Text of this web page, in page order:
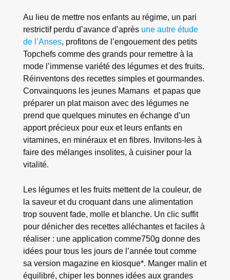
Au lieu de mettre nos enfants au régime, un pari
restrictif perdu d’avance d’après une autre étude
de l’Anses, profitons de l’engouement des petits
Topchefs comme des grands pour remettre à la
mode l’immense variété des légumes et des fruits.
Réinventons des recettes simples et gourmandes.
Convainquons les jeunes Mamans et papas que
préparer un plat maison avec des légumes ne
prend que quelques minutes en échange d’un
apport précieux pour eux et leurs enfants en
vitamines, en minéraux et en fibres. Invitons-les à
faire des mélanges insolites, à cuisiner pour la
vitalité.
Les légumes et les fruits mettent de la couleur, de
la saveur et du croquant dans une alimentation
trop souvent fade, molle et blanche. Un clic suffit
pour dénicher des recettes alléchantes et faciles à
réaliser : une application comme750g donne des
idées pour tous les jours de l’année tout comme
sa version magazine en kiosque*. Manger malin et
équilibré, chiper les bonnes idées aux grandes